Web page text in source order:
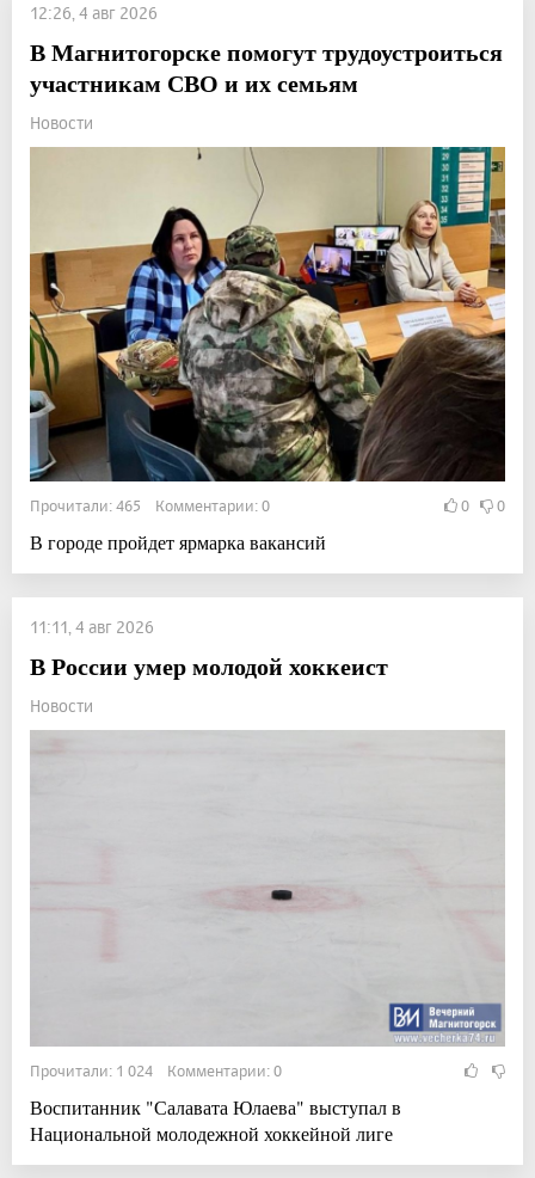
12:26, 4 авг 2026
В Магнитогорске помогут трудоустроиться
участникам СВО и их семьям
Новости
Прочитали: 465 Комментарии: 0 0 0
В городе пройдет ярмарка вакансий
11:11, 4 авг 2026
В России умер молодой хоккеист
Новости
Прочитали: 1 024 Комментарии: 0
Воспитанник "Салавата Юлаева" выступал в
Национальной молодежной хоккейной лиге